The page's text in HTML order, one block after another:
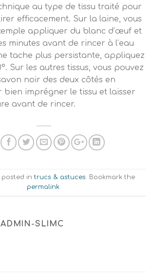
au type de tissu traité pour
efficacement. Sur la laine, vous
appliquer du blanc d’œuf et
minutes avant de rincer à l’eau
tache plus persistante, appliquez
Sur les autres tissus, vous pouvez
noir des deux côtés en
bien imprégner le tissu et laisser
avant de rincer.
posted intrucs & astuces. Bookmark the
permalink.
ADMIN-SLIMC